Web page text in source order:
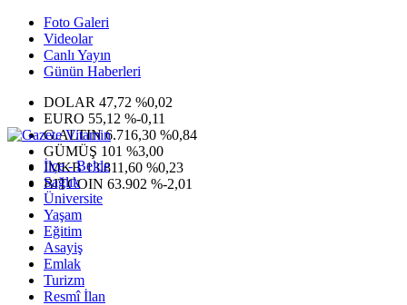
Foto Galeri
Videolar
Canlı Yayın
Günün Haberleri
DOLAR 47,72 %0,02
EURO 55,12 %-0,11
G.ALTIN6.716,30 %0,84
GÜMÜŞ 101 %3,00
IMKB13.811,60 %0,23
BITCOIN 63.902 %-2,01
İlçe - Belde
Sağlık
Üniversite
Yaşam
Eğitim
Asayiş
Emlak
Turizm
Resmî İlan